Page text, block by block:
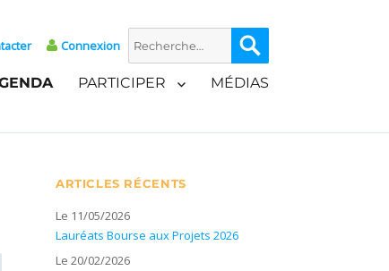
Connexion
Recherche
pour :
PARTICIPER MÉDIAS
ARTICLES RÉCENTS
Le 11/05/2026
Lauréats Bourse aux Projets 2026
Le 20/02/2026